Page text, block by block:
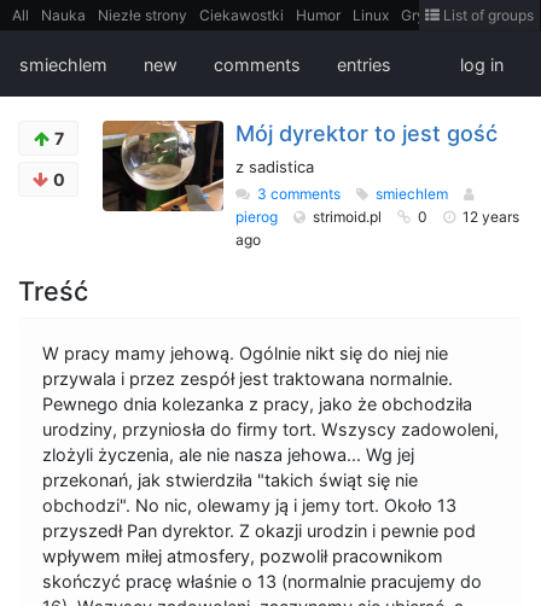
All Nauka Niezłe strony Ciekawostki Humor Linux Gry
Teh
Bezpieczeństwo
Książki Sugestie FotoHistoria
Truelolcontent
FilmyDokumentalne
gify
Cytaty Mapy Film Android itt Tradycyjne gry
List of groups
smiechlem new comments entries log in
7
0
Mój dyrektor to jest gość
z sadistica
3 comments
smiechlem
pierog
strimoid.pl 0
12 years
ago
Treść
W pracy mamy jehową. Ogólnie nikt się do niej nie
przywala i przez zespół jest traktowana normalnie.
Pewnego dnia kolezanka z pracy, jako że obchodziła
urodziny, przyniosła do firmy tort. Wszyscy zadowoleni,
zlożyli życzenia, ale nie nasza jehowa... Wg jej
przekonań, jak stwierdziła "takich świąt się nie
obchodzi". No nic, olewamy ją i jemy tort. Około 13
przyszedł Pan dyrektor. Z okazji urodzin i pewnie pod
wpływem miłej atmosfery, pozwolił pracownikom
skończyć pracę właśnie o 13 (normalnie pracujemy do